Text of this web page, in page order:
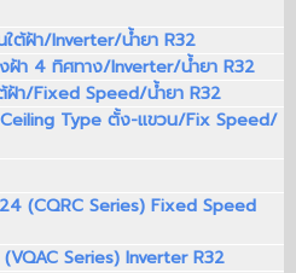
ต้ฝ้า/Inverter/น้ำยา R32
ฝ้า 4 ทิศทาง/Inverter/น้ำยา R32
ฝ้า/Fixed Speed/น้ำยา R32
Ceiling Type ตั้ง-แขวน/Fix Speed/
(CQRC Series) Fixed Speed
Series) Inverter R32